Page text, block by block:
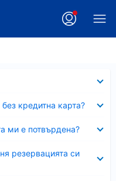
кредитна карта?
ми е потвърдена?
резервацията си